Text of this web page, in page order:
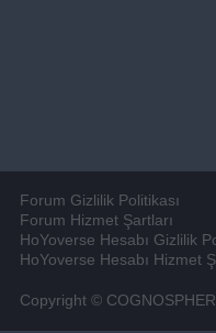
Forum Gizlilik Politikası
Forum Hizmet Şartları
HoYoverse Hesabı Gizlilik
HoYoverse Hesabı Hizmet
Copyright ©